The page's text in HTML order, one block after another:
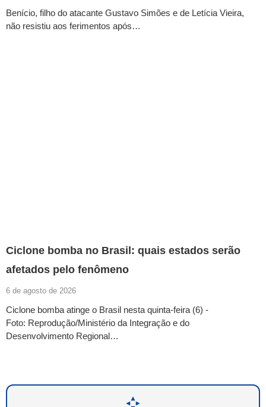
Benício, filho do atacante Gustavo Simões e de Letícia Vieira,
não resistiu aos ferimentos após…
Ciclone bomba no Brasil: quais estados serão
afetados pelo fenômeno
6 de agosto de 2026
Ciclone bomba atinge o Brasil nesta quinta-feira (6) -
Foto: Reprodução/Ministério da Integração e do
Desenvolvimento Regional…